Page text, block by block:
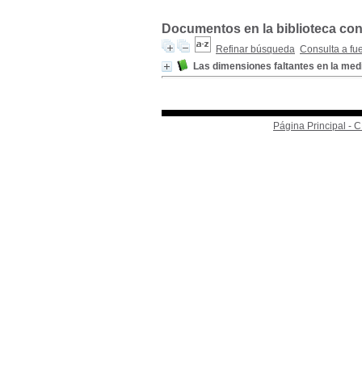
Documentos en la biblioteca
Refinar búsqueda Consulta a
Las dimensiones faltantes en la
Página Principal -